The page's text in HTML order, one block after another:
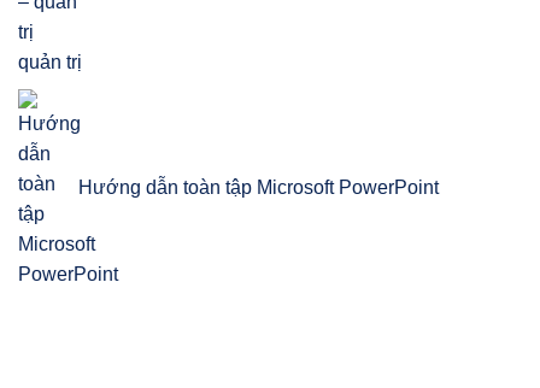
quản trị
Hướng dẫn toàn tập Microsoft PowerPoint